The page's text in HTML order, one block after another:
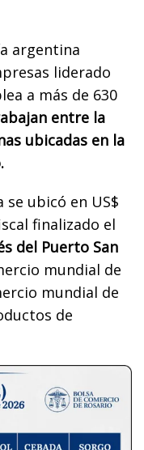
argentina
liderado
a más de 630
entre la
ubicadas en la
ubicó en US$
finalizado el
del Puerto San
mundial de
mundial de
de